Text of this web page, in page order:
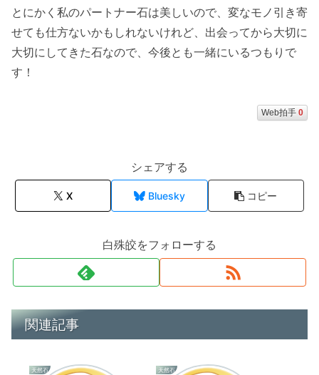
とにかく私のパートナー石は美しいので、変なモノ引き寄
せても仕方ないかもしれないけれど、出会ってから大切に
大切にしてきた石なので、今後とも一緒にいるつもりで
す！
Web拍手 0
シェアする
X Bluesky コピー
白殊皎をフォローする
関連記事
天然石 天然石